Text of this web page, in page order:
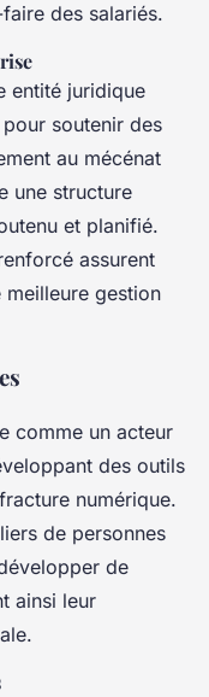
des salariés.
entité juridique
soutenir des
au mécénat
une structure
et planifié.
assurent
meilleure gestion
comme un acteur
des outils
numérique.
de personnes
de
ainsi leur